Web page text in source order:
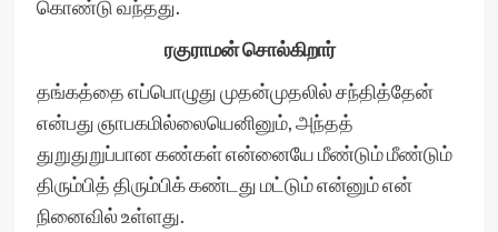
கொண்டு வந்தது.
ரகுராமன் சொல்கிறார்
தங்கத்தை எப்பொழுது முதன்முதலில் சந்தித்தேன்
என்பது ஞாபகமில்லையெனினும், அந்தத்
துறுதுறுப்பான கண்கள் என்னையே மீண்டும் மீண்டும்
திரும்பித் திரும்பிக் கண்டது மட்டும் என்னும் என்
நினைவில் உள்ளது.